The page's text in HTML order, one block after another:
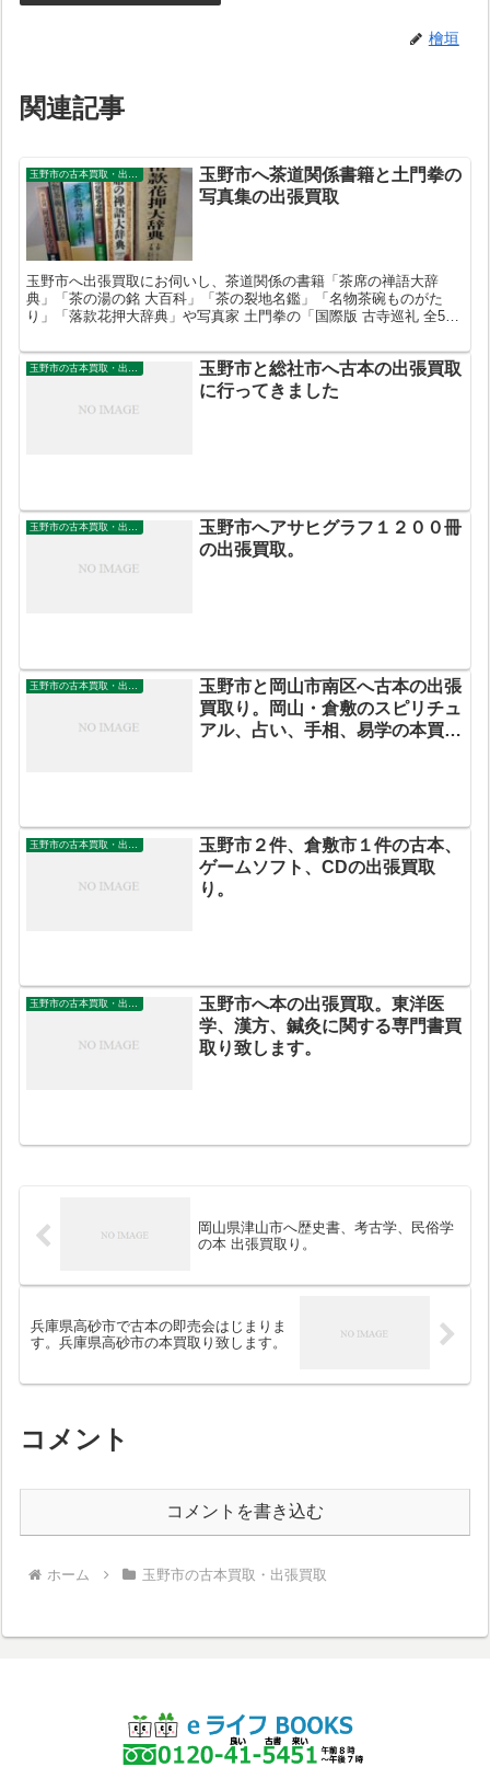
檜垣
関連記事
玉野市へ茶道関係書籍と土門拳の
写真集の出張買取
玉野市へ出張買取にお伺いし、茶道関係の書籍「茶席の禅語大辞
典」「茶の湯の銘 大百科」「茶の裂地名鑑」「名物茶碗ものがた
り」「落款花押大辞典」や写真家 土門拳の「国際版 古寺巡礼 全5巻
玉野市と総社市へ古本の出張買取
に行ってきました
玉野市へアサヒグラフ１２００冊
の出張買取。
玉野市と岡山市南区へ古本の出張
買取り。岡山・倉敷のスピリチュ
アル、占い、手相、易学の本買取
玉野市２件、倉敷市１件の古本、
ゲームソフト、CDの出張買取
り。
玉野市へ本の出張買取。東洋医
学、漢方、鍼灸に関する専門書買
取り致します。
岡山県津山市へ歴史書、考古学、民俗学
の本 出張買取り。
兵庫県高砂市で古本の即売会はじまりま
す。兵庫県高砂市の本買取り致します。
コメント
コメントを書き込む
ホーム 玉野市の古本買取・出張買取